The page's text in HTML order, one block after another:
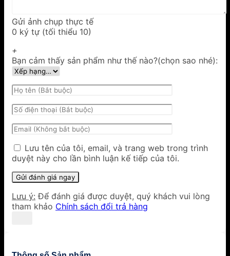
Gửi ảnh chụp thực tế
0 ký tự (tối thiểu 10)
+
Bạn cảm thấy sản phẩm như thế nào?(chọn sao nhé):
Lưu tên của tôi, email, và trang web trong trình
duyệt này cho lần bình luận kế tiếp của tôi.
Lưu ý: Để đánh giá được duyệt, quý khách vui lòng
tham khảo Chính sách đổi trả hàng